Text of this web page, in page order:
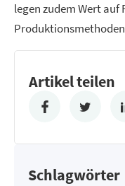
legen zudem Wert
Artikel teilen
Schlagwörter